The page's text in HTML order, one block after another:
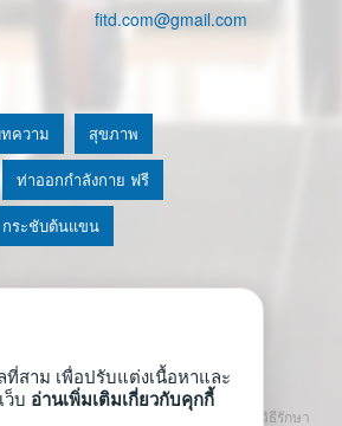
fitd.com@gmail.com
Finess
เป็นส่วนตัว|เงื่อนไขการใช้เว็บ
รถใช้แทนคำปรึกษา คำแนะนำ วินิจฉัย หรือวิธีรักษา
ความ สุขภาพ
ท่าออกกำลังกาย ฟรี
กระชับต้นแขน
สาม เพื่อปรับแต่งเนื้อหาและ
ว็บ อ่านเพิ่มเติมเกี่ยวกับคุกกี้